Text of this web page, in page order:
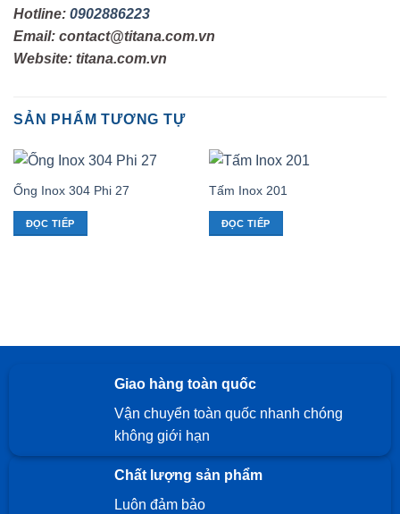
Hotline: 0902886223
Email: contact@titana.com.vn
Website: titana.com.vn
SẢN PHẨM TƯƠNG TỰ
Ống Inox 304 Phi 27
ĐỌC TIẾP
Tấm Inox 201
ĐỌC TIẾP
Giao hàng toàn quốc
Vận chuyển toàn quốc nhanh chóng
không giới hạn
Chất lượng sản phẩm
Luôn đảm bảo